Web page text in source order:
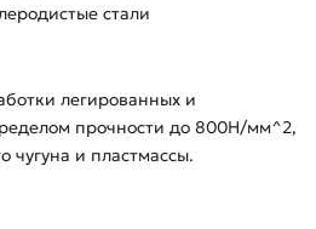
стали
легированных и
прочности до 800Н/мм^2,
чугуна и пластмассы.